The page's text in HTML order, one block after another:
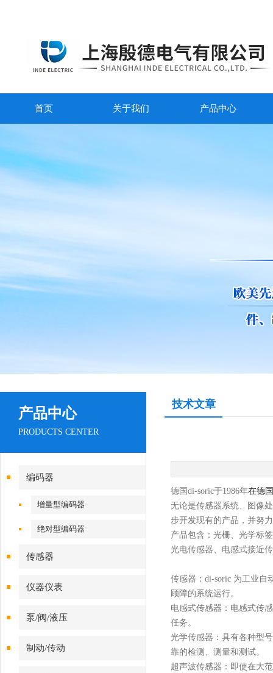
首页 关于我们 产品中心
产品中心
PRODUCTS CENTER
编码器
增量型编码器
绝对型编码器
传感器
仪器仪表
泵/阀/液压
制动/传动
技术文章
德国 di-soric于1986年在德
无论是传感器系统、图像
步开发现有的产品，并努
产品包含： 光栅、 光学标
光电传感器、电感式接近
传感器： di-soric 为工业自
顾障的系统运行。
电感式传感器：电感式传
任务。
光学传感器：具有各种型
靠的检测、测量和测试。
超声波传感器：即使在大